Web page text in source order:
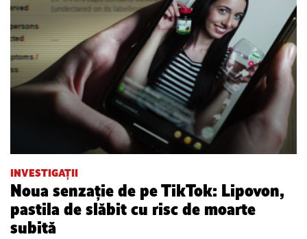
INVESTIGAȚII
Noua senzație de pe TikTok: Lipovon,
pastila de slăbit cu risc de moarte
subită